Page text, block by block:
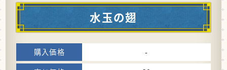
水玉の翅
-